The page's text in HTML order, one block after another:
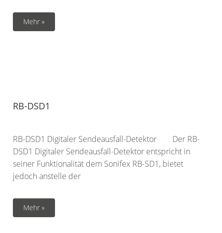
Mehr »
RB-DSD1
RB-DSD1 Digitaler Sendeausfall-Detektor Der RB-
DSD1 Digitaler Sendeausfall-Detektor entspricht in
seiner Funktionalität dem Sonifex RB-SD1, bietet
jedoch anstelle der
Mehr »